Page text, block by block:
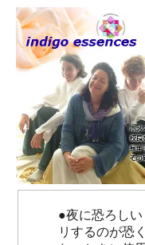
●夜に恐ろし
リするのが恐